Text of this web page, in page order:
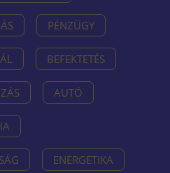
PÉNZÜGY
BEFEKTETÉS
AUTÓ
ENERGETIKA